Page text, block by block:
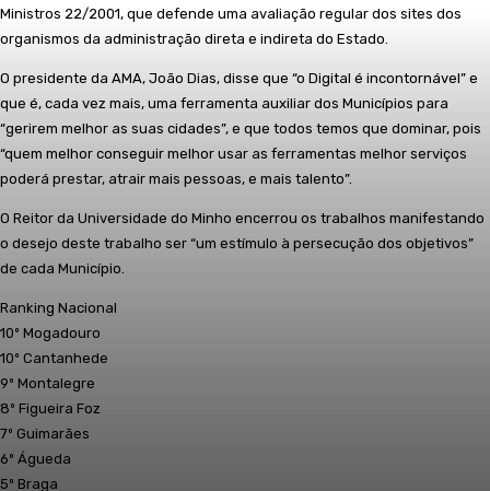
Ministros 22/2001, que defende uma avaliação regular dos sites dos
organismos da administração direta e indireta do Estado.
O presidente da AMA, João Dias, disse que “o Digital é incontornável” e
que é, cada vez mais, uma ferramenta auxiliar dos Municípios para
“gerirem melhor as suas cidades”, e que todos temos que dominar, pois
“quem melhor conseguir melhor usar as ferramentas melhor serviços
poderá prestar, atrair mais pessoas, e mais talento”.
O Reitor da Universidade do Minho encerrou os trabalhos manifestando
o desejo deste trabalho ser “um estímulo à persecução dos objetivos”
de cada Município.
Ranking Nacional
10º Mogadouro
10º Cantanhede
9º Montalegre
8º Figueira Foz
7º Guimarães
6º Águeda
5º Braga